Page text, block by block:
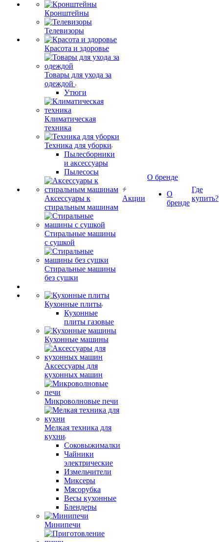
Кронштейны
Телевизоры
Красота и здоровье
Товары для ухода за
одеждой
Утюги
Климатическая
техника
Техника для уборки
Пылесборники
и аксессуары
Пылесосы
Аксессуары к
стиральным машинам
Стиральные машины
с сушкой
Стиральные машины
без сушки
Кухонные плиты
Кухонные
плиты газовые
Кухонные машины
Аксессуары для
кухонных машин
Микроволновые печи
Мелкая техника для
кухни
Соковыжималки
Чайники
электрические
Измельчители
Миксеры
Мясорубка
Весы кухонные
Блендеры
Минипечи
Акции
О бренде
О
бренде
Где
купить?